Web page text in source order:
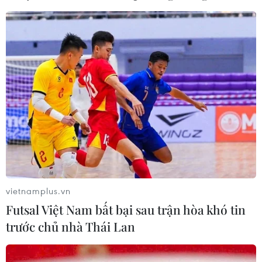
duy nhất.
Chuyên gia trang điểm Peter Philips khiến giới
mộ điệu không ngớt trầm trồ khi ướm lên gò
má các nàng mẫu Fendi một màu caramel vàng
óng như bơ. Kết hợp với lối đánh khối đậm,
phong cách này tạo nên hiệu ứng khuôn mặt 3D
sắc sảo tựa điêu khắc. Đặc biệt, không chỉ là
công cụ đắc lực để tôn lên đôi gò má yêu kiều,
giờ đây, phấn má còn trở thành điểm nhấn cho
cả vùng thái dương và đôi mắt.
vietnamplus.vn
Futsal Việt Nam bất bại sau trận hòa khó tin
trước chủ nhà Thái Lan